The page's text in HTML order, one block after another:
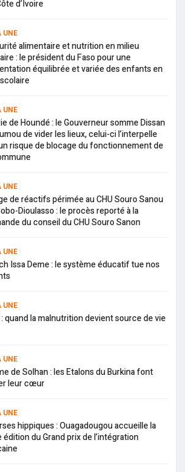
d’Ivoire
UNE
alimentaire et nutrition en milieu
: le président du Faso pour une
équilibrée et variée des enfants en
UNE
de Houndé : le Gouverneur somme Dissan
de vider les lieux, celui-ci l’interpelle
risque de blocage du fonctionnement de
UNE
de réactifs périmée au CHU Souro Sanou
Dioulasso : le procès reporté à la
du conseil du CHU Souro Sanon
UNE
Issa Deme : le système éducatif tue nos
UNE
quand la malnutrition devient source de vie
UNE
de Solhan : les Etalons du Burkina font
leur cœur
UNE
hippiques : Ouagadougou accueille la
édition du Grand prix de l’intégration